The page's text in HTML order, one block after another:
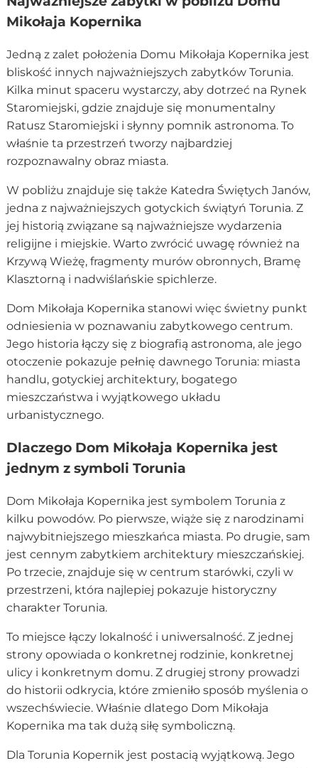
Mikołaja Kopernika
Jedną z zalet położenia Domu Mikołaja Kopernika jest
bliskość innych najważniejszych zabytków Torunia.
Kilka minut spaceru wystarczy, aby dotrzeć na Rynek
Staromiejski, gdzie znajduje się monumentalny
Ratusz Staromiejski i słynny pomnik astronoma. To
właśnie ta przestrzeń tworzy najbardziej
rozpoznawalny obraz miasta.
W pobliżu znajduje się także Katedra Świętych Janów,
jedna z najważniejszych gotyckich świątyń Torunia. Z
jej historią związane są najważniejsze wydarzenia
religijne i miejskie. Warto zwrócić uwagę również na
Krzywą Wieżę, fragmenty murów obronnych, Bramę
Klasztorną i nadwiślańskie spichlerze.
Dom Mikołaja Kopernika stanowi więc świetny punkt
odniesienia w poznawaniu zabytkowego centrum.
Jego historia łączy się z biografią astronoma, ale jego
otoczenie pokazuje pełnię dawnego Torunia: miasta
handlu, gotyckiej architektury, bogatego
mieszczaństwa i wyjątkowego układu
urbanistycznego.
Dlaczego Dom Mikołaja Kopernika jest
jednym z symboli Torunia
Dom Mikołaja Kopernika jest symbolem Torunia z
kilku powodów. Po pierwsze, wiąże się z narodzinami
najwybitniejszego mieszkańca miasta. Po drugie, sam
jest cennym zabytkiem architektury mieszczańskiej.
Po trzecie, znajduje się w centrum starówki, czyli w
przestrzeni, która najlepiej pokazuje historyczny
charakter Torunia.
To miejsce łączy lokalność i uniwersalność. Z jednej
strony opowiada o konkretnej rodzinie, konkretnej
ulicy i konkretnym domu. Z drugiej strony prowadzi
do historii odkrycia, które zmieniło sposób myślenia o
wszechświecie. Właśnie dlatego Dom Mikołaja
Kopernika ma tak dużą siłę symboliczną.
Dla Torunia Kopernik jest postacią wyjątkową. Jego